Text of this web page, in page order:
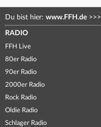
Du bist hier: www.FFH.de >>>
RADIO
FFH Live
80er Radio
90er Radio
2000er Radio
Rock Radio
Oldie Radio
Schlager Radio